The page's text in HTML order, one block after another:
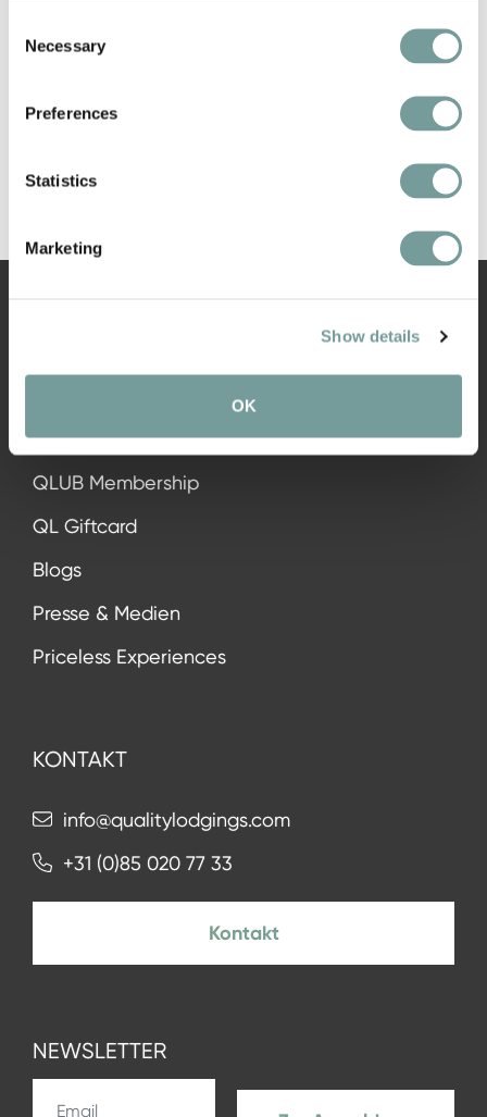
Selection
Necessary
Preferences
Statistics
Marketing
Show details
OK
NAVIGATION
Alle Hotels
QLUB Membership
QL Giftcard
Blogs
Presse & Medien
Priceless Experiences
KONTAKT
info@qualitylodgings.com
+31 (0)85 020 77 33
Kontakt
NEWSLETTER